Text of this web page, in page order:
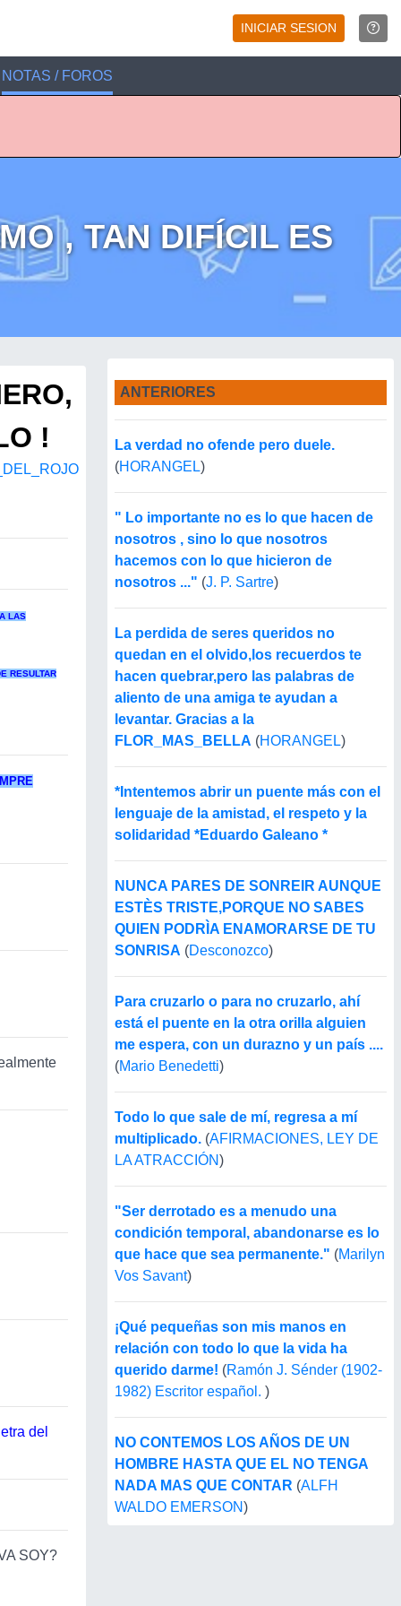
INICIAR SESION
NOTAS / FOROS
, TAN DIFÍCIL ES
!
LAS
RESULTAR
del
SOY?
ANTERIORES
La verdad no ofende pero duele.
(HORANGEL)
" Lo importante no es lo que hacen de
nosotros , sino lo que nosotros
hacemos con lo que hicieron de
nosotros ..." (J. P. Sartre)
La perdida de seres queridos no
quedan en el olvido,los recuerdos te
hacen quebrar,pero las palabras de
aliento de una amiga te ayudan a
levantar. Gracias a la
FLOR_MAS_BELLA (HORANGEL)
*Intentemos abrir un puente más con el
lenguaje de la amistad, el respeto y la
solidaridad *Eduardo Galeano *
NUNCA PARES DE SONREIR AUNQUE
ESTÈS TRISTE,PORQUE NO SABES
QUIEN PODRÌA ENAMORARSE DE TU
SONRISA (Desconozco)
Para cruzarlo o para no cruzarlo, ahí
está el puente en la otra orilla alguien
me espera, con un durazno y un país ....
(Mario Benedetti)
Todo lo que sale de mí, regresa a mí
multiplicado. (AFIRMACIONES, LEY DE
LA ATRACCIÓN)
"Ser derrotado es a menudo una
condición temporal, abandonarse es lo
que hace que sea permanente." (Marilyn
Vos Savant)
¡Qué pequeñas son mis manos en
relación con todo lo que la vida ha
querido darme! (Ramón J. Sénder (1902-
1982) Escritor español. )
NO CONTEMOS LOS AÑOS DE UN
HOMBRE HASTA QUE EL NO TENGA
NADA MAS QUE CONTAR (ALFH
WALDO EMERSON)